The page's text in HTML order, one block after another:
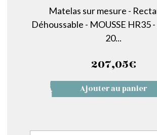
Matelas sur mesure -
Déhoussable - MOUSSE HR35
20...
207,05€
Ajouter au panier